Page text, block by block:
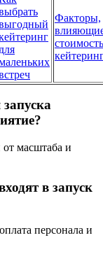
для
Факторы,
стоимость
масштаба и
в запуск
персонала и